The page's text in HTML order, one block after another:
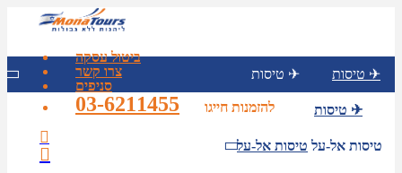
ביטול עסקה
צרו קשר
סניפים
להזמנות חייגו
03-6211455
טיסות ✈ טיסות ✈
טיסות ✈
טיסות אל-על טיסות אל-על